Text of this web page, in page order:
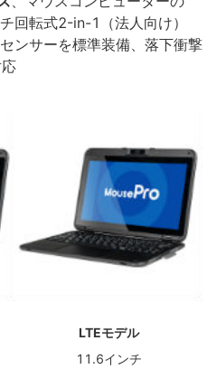
回転式2-in-1（法人向け）
ンサーを標準装備、落下衝撃
LTEモデル
11.6インチ